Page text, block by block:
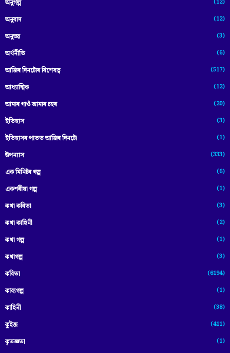
অনুগল্প (12)
অনুবাদ (12)
অনুভৱ (3)
অৰ্থনীতি (6)
আজিৰ দিনটোৰ বিশেষত্ব (517)
আধ্যাত্মিক (12)
আমাৰ গাওঁ আমাৰ চহৰ (20)
ইতিহাস (3)
ইতিহাসৰ পাতত আজিৰ দিনটো (1)
উপন্যাস (333)
এক মিনিটৰ গল্প (6)
একশৰীয়া গল্প (1)
কথা কবিতা (3)
কথা কাহিনী (2)
কথা গল্প (1)
কথাগল্প (3)
কবিতা (6194)
কাব্যগল্প (1)
কাহিনী (38)
কুইজ (411)
কৃতজ্ঞতা (1)